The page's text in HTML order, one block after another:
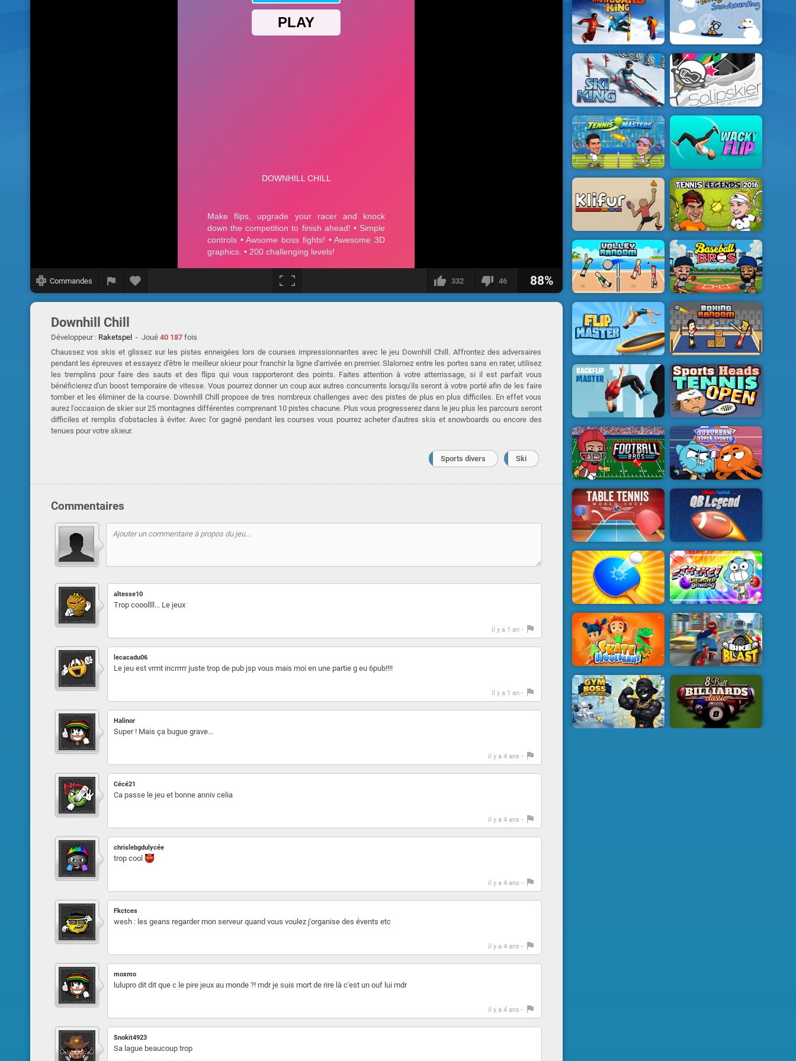
Commandes 332 46 88%
Downhill Chill
Développeur : Raketspel - Joué 40 187fois
Chaussez vos skis et glissez sur les pistes enneigées lors de courses impressionnantes avec le jeu Downhill Chill. Affrontez des adversaires
pendant les épreuves et essayez d'être le meilleur skieur pour franchir la ligne d'arrivée en premier. Slalomez entre les portes sans en rater, utilisez
les tremplins pour faire des sauts et des flips qui vous rapporteront des points. Faites attention à votre atterrissage, si il est parfait vous
bénéficierez d'un boost temporaire de vitesse. Vous pourrez donner un coup aux autres concurrents lorsqu'ils seront à votre porté afin de les faire
tomber et les éliminer de la course. Downhill Chill propose de tres nombreux challenges avec des pistes de plus en plus difficiles. En effet vous
aurez l'occasion de skier sur 25 montagnes différentes comprenant 10 pistes chacune. Plus vous progresserez dans le jeu plus les parcours seront
difficiles et remplis d'obstacles à éviter. Avec l'or gagné pendant les courses vous pourrez acheter d'autres skis et snowboards ou encore des
tenues pour votre skieur.
Sports divers Ski
Commentaires
altesse10
Trop cooollll... Le jeux
il y a 1 an -
lecacadu06
Le jeu est vrmt incrrrrr juste trop de pub jsp vous mais moi en une partie g eu 6pub!!!!
il y a 1 an -
Halinor
Super ! Mais ça bugue grave...
il y a 4 ans -
Cécé21
Ca passe le jeu et bonne anniv celia
il y a 4 ans -
chrislebgdulycée
trop cool
il y a 4 ans -
Fkctces
wesh : les geans regarder mon serveur quand vous voulez j'organise des évents etc
il y a 4 ans -
moxmo
lulupro dit dit que c le pire jeux au monde ?! mdr je suis mort de rire là c'est un ouf lui mdr
il y a 4 ans -
Snokit4923
Sa lague beaucoup trop